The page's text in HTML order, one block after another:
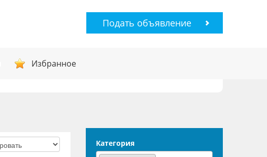
Подать объявление
Избранное
Категория